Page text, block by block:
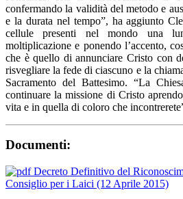
confermando la validità del metodo e
e la durata nel tempo”, ha aggiunto
cellule presenti nel mondo una
moltiplicazione e ponendo l’accento,
che è quello di annunciare Cristo con
risvegliare la fede di ciascuno e la
Sacramento del Battesimo. “La
continuare la missione di Cristo
vita e in quella di coloro che
Documenti:
Decreto Definitivo del
Consiglio per i Laici (12 Aprile 2015)